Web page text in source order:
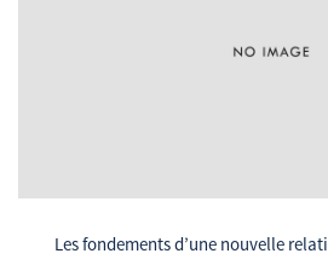
Les fondements d’une nouvelle